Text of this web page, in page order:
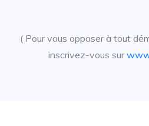
( Pour vous opposer à tout
inscrivez-vous sur